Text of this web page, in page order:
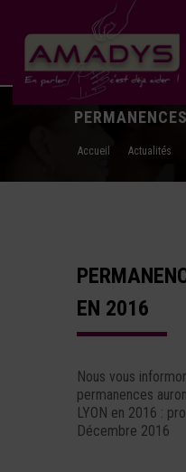
Accueil Actualités
EN 2016
Nous vous
permanences
LYON en 2016 :
Décembre 2016